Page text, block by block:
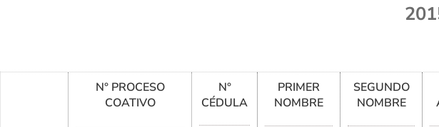
N° PROCESO
COATIVO
N°
CÉDULA
PRIMER
NOMBRE
SEGUNDO
NOMBRE